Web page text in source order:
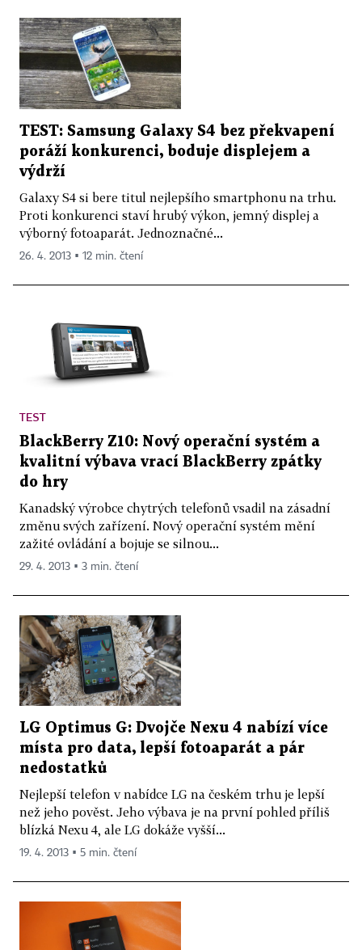
TEST: Samsung Galaxy S4 bez překvapení
poráží konkurenci, boduje displejem a
výdrží
Galaxy S4 si bere titul nejlepšího smartphonu na trhu.
Proti konkurenci staví hrubý výkon, jemný displej a
výborný fotoaparát. Jednoznačné...
26. 4. 2013 ▪ 12 min. čtení
TEST
BlackBerry Z10: Nový operační systém a
kvalitní výbava vrací BlackBerry zpátky
do hry
Kanadský výrobce chytrých telefonů vsadil na zásadní
změnu svých zařízení. Nový operační systém mění
zažité ovládání a bojuje se silnou...
29. 4. 2013 ▪ 3 min. čtení
LG Optimus G: Dvojče Nexu 4 nabízí více
místa pro data, lepší fotoaparát a pár
nedostatků
Nejlepší telefon v nabídce LG na českém trhu je lepší
než jeho pověst. Jeho výbava je na první pohled příliš
blízká Nexu 4, ale LG dokáže vyšší...
19. 4. 2013 ▪ 5 min. čtení